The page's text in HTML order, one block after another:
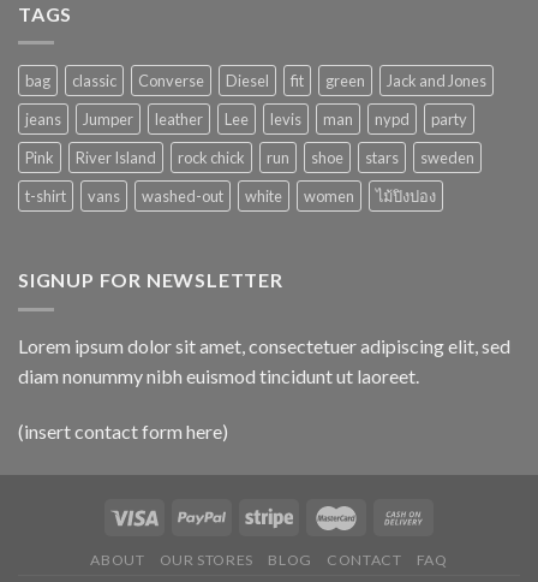
TAGS
bag classic Converse Diesel fit green
Jack and Jones
jeans
Jumper leather Lee levis man nypd
party
Pink
River Island rock chick run shoe stars
sweden
t-shirt
vans washed-out white women ไม้ปิงปอง
SIGNUP FOR NEWSLETTER
Lorem ipsum dolor sit amet, consectetuer adipiscing elit, sed
diam nonummy nibh euismod tincidunt ut laoreet.
(insert contact form here)
ABOUT OUR STORES BLOG CONTACT FAQ